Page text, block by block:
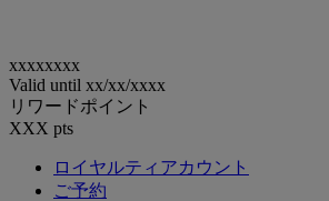
xxxxxxxx
Valid until xx/xx/xxxx
リワードポイント
XXX pts
ロイヤルティアカウント
ご予約